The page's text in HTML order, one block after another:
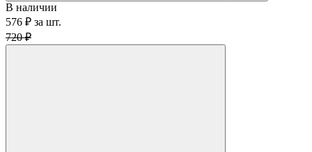
В наличии
576 ₽ за шт.
720 ₽